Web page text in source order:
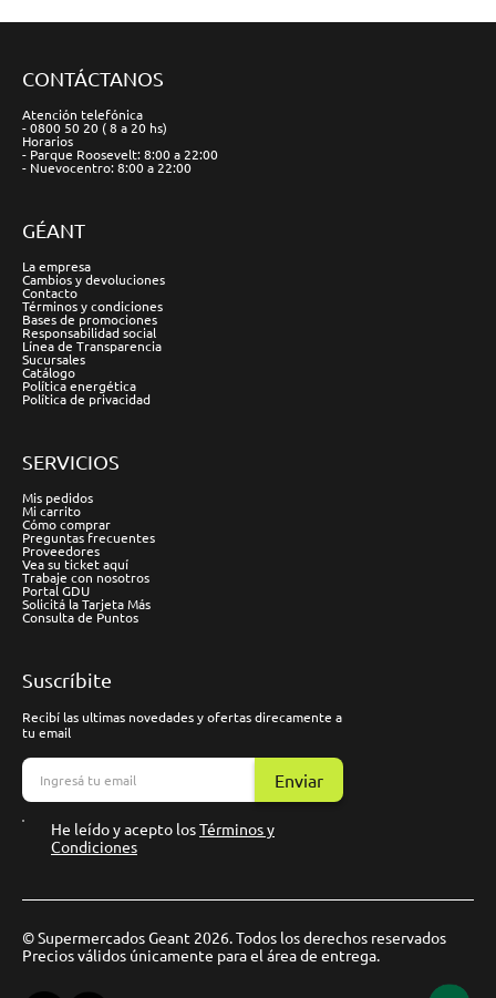
CONTÁCTANOS
Atención telefónica
- 0800 50 20 ( 8 a 20 hs)
Horarios
- Parque Roosevelt: 8:00 a 22:00
- Nuevocentro: 8:00 a 22:00
GÉANT
La empresa
Cambios y devoluciones
Contacto
Términos y condiciones
Bases de promociones
Responsabilidad social
Línea de Transparencia
Sucursales
Catálogo
Política energética
Política de privacidad
SERVICIOS
Mis pedidos
Mi carrito
Cómo comprar
Preguntas frecuentes
Proveedores
Vea su ticket aquí
Trabaje con nosotros
Portal GDU
Solicitá la Tarjeta Más
Consulta de Puntos
Suscríbite
Recibí las ultimas novedades y ofertas direcamente a
tu email
Enviar
He leído y acepto losTérminos y
Condiciones
© Supermercados Geant 2026. Todos los derechos reservados
Precios válidos únicamente para el área de entrega.